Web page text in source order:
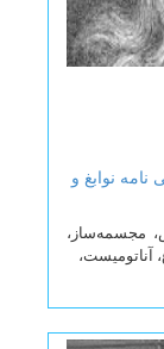
نامه نوابغ و
مجسمه‌ساز،
آناتومیست،